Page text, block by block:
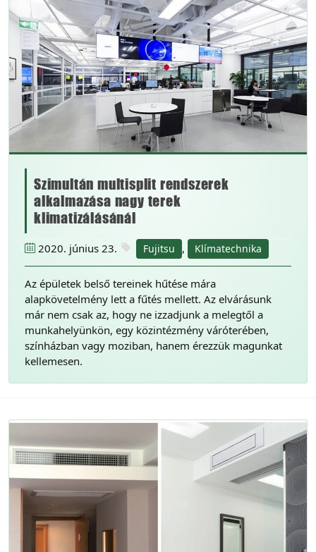
Szimultán multisplit rendszerek
alkalmazása nagy terek
klimatizálásánál
2020. június 23. Fujitsu , Klímatechnika
Az épületek belső tereinek hűtése mára
alapkövetelmény lett a fűtés mellett. Az elvárásunk
már nem csak az, hogy ne izzadjunk a melegtől a
munkahelyünkön, egy közintézmény váróterében,
színházban vagy moziban, hanem érezzük magunkat
kellemesen.